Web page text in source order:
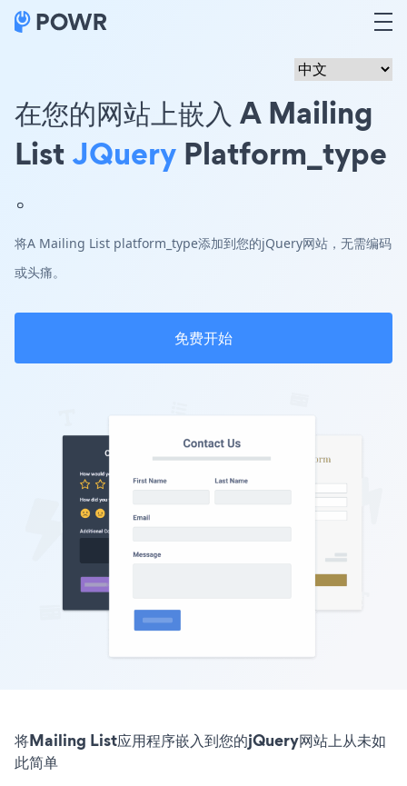
在您的网站上嵌入 A Mailing
ListJQuery Platform_type
。
将A Mailing List platform_type添加到您的jQuery网站，无需编码
或头痛。
免费开始
将Mailing List应用程序嵌入到您的jQuery网站上从未如
此简单